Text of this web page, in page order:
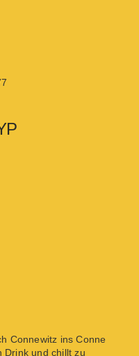
Connewitz ins Conne
Drink und chillt zu